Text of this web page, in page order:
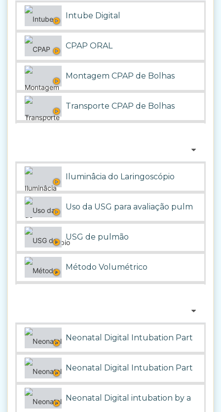
Ventilação sala de parto
Aspiração nasal
Golfou sangue?
Monitor de apnéia
Intube Digital
CPAP ORAL
Montagem CPAP de Bolhas
Transporte CPAP de Bolhas
Pressão de aspiração no bebê nas vias
Laringoscópio com impressora 3D
Balão auto inflável
Iluminâcia do Laringoscópio
Uso da USG para avaliação pulmonar
USG de pulmão
Método Volumétrico
Treinamento residentes
Padronização dos balões
CPAP e CAPNOGRAFIA
Neonatal Digital Intubation Part 1
Neonatal Digital Intubation Part 2
Neonatal Digital intubation by a First